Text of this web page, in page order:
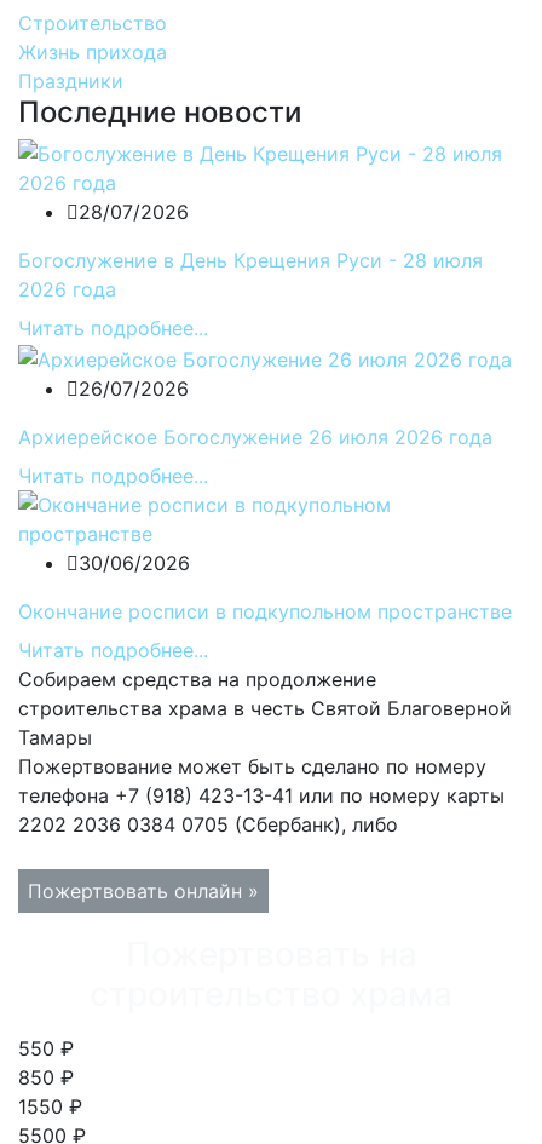
Строительство
Жизнь прихода
Праздники
Последние новости
28/07/2026
Богослужение в День Крещения Руси - 28 июля
2026 года
Читать подробнее...
26/07/2026
Архиерейское Богослужение 26 июля 2026 года
Читать подробнее...
30/06/2026
Окончание росписи в подкупольном пространстве
Читать подробнее...
Собираем средства на продолжение
строительства храма в честь Святой Благоверной
Тамары
Пожертвование может быть сделано по номеру
телефона +7 (918) 423-13-41 или по номеру карты
2202 2036 0384 0705 (Сбербанк), либо
Пожертвовать онлайн »
550 ₽
850 ₽
1550 ₽
5500 ₽